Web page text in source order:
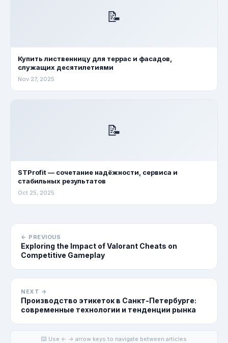
📝
Купить лиственницу для террас и фасадов,
служащих десятилетиями
Nov 27, 2025
📝
STProfit — сочетание надёжности, сервиса и
стабильных результатов
Oct 25, 2025
← PREVIOUS
Exploring the Impact of Valorant Cheats on
Competitive Gameplay
NEXT →
Производство этикеток в Санкт-Петербурге:
современные технологии и тенденции рынка
⌨️ Use ← → arrow keys to navigate between articles